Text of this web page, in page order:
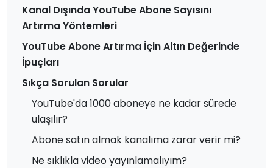
Kanal Dışında YouTube Abone Sayısını
Artırma Yöntemleri
YouTube Abone Artırma İçin Altın Değerinde
İpuçları
Sıkça Sorulan Sorular
YouTube'da 1000 aboneye ne kadar sürede
ulaşılır?
Abone satın almak kanalıma zarar verir mi?
Ne sıklıkla video yayınlamalıyım?